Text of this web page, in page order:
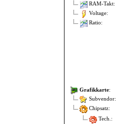
RAM-Takt:
Voltage:
Ratio:
Grafikkarte:
Subvendor:
Chipsatz:
Tech.: